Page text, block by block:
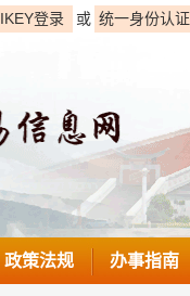
IKEY登录 或 统一身份认
政策法规 办事指南